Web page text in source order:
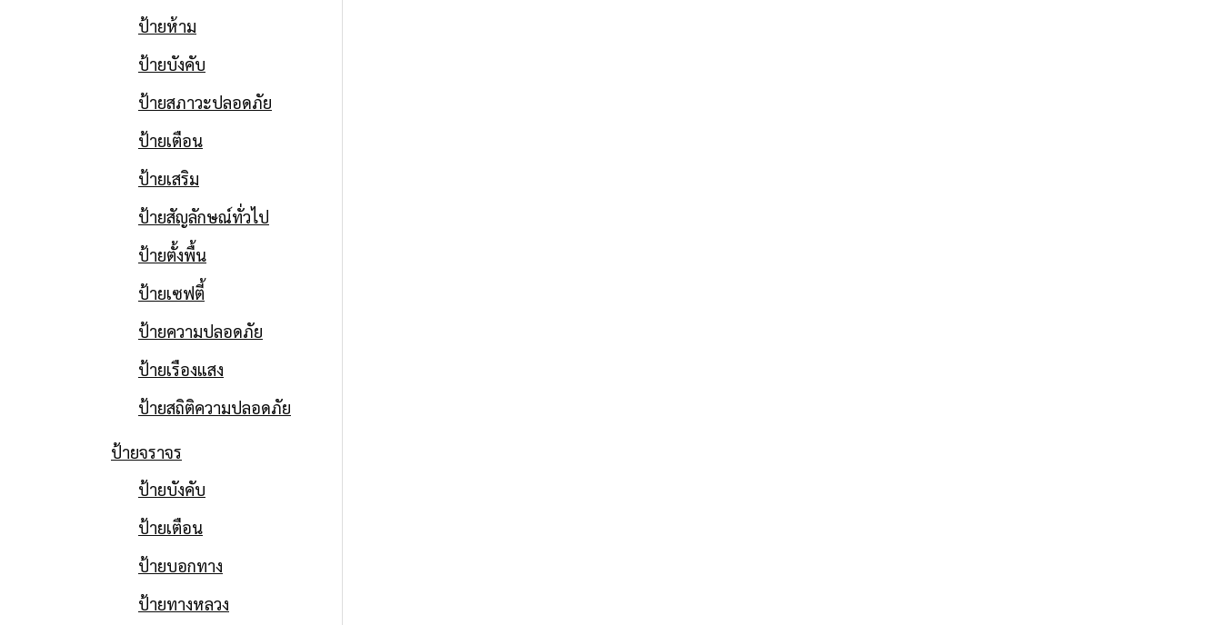
ป้ายห้าม
ป้ายบังคับ
ป้ายสภาวะปลอดภัย
ป้ายเตือน
ป้ายเสริม
ป้ายสัญลักษณ์ทั่วไป
ป้ายตั้งพื้น
ป้ายเซฟตี้
ป้ายความปลอดภัย
ป้ายเรืองแสง
ป้ายสถิติความปลอดภัย
ป้ายจราจร
ป้ายบังคับ
ป้ายเตือน
ป้ายบอกทาง
ป้ายทางหลวง